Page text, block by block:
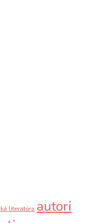
literatúra autori